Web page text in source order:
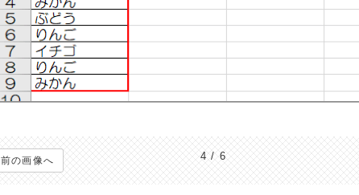
前の画像へ 4 / 6